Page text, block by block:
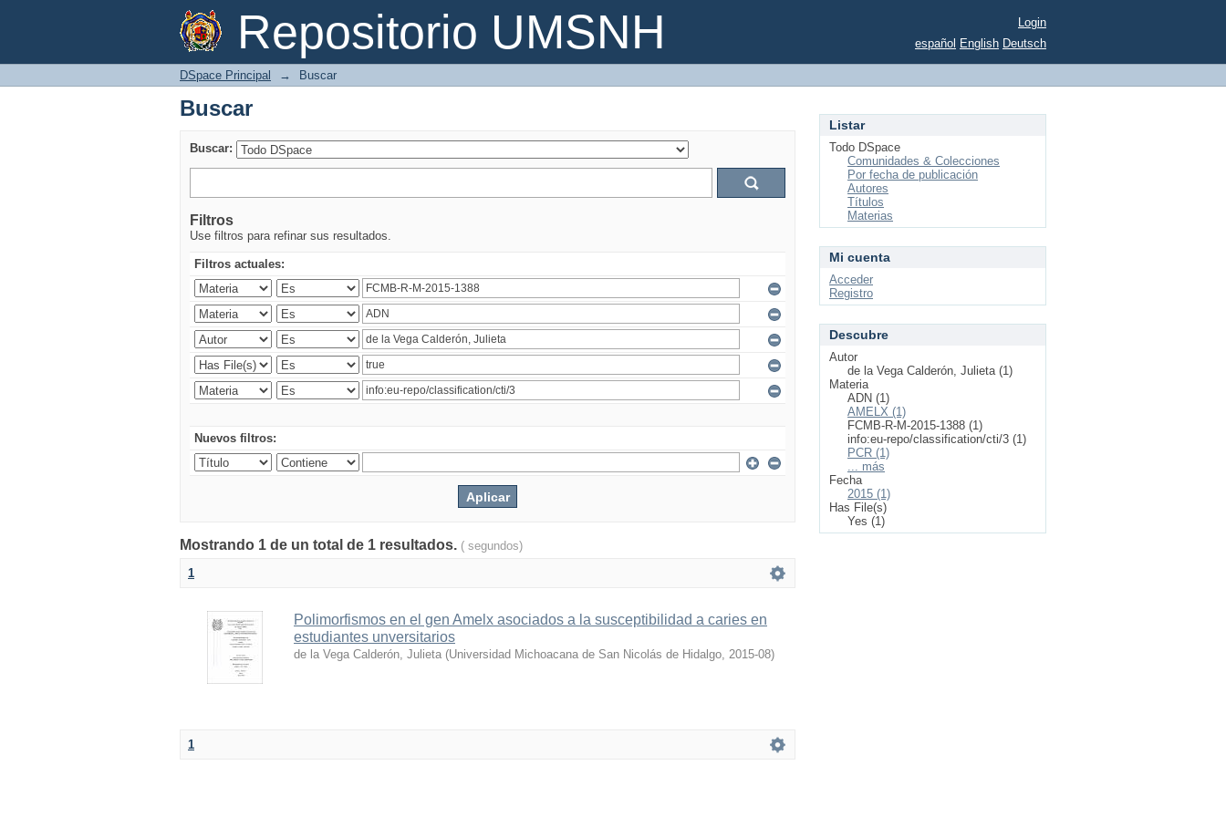
Repositorio UMSNH
Buscar
Login
español English Deutsch
DSpace Principal → Buscar
Buscar
Buscar:
Filtros
Use filtros para refinar sus resultados.
Filtros actuales:
Nuevos filtros:
Mostrando 1 de un total de 1 resultados. ( segundos)
1
Polimorfismos en el gen Amelx asociados a la susceptibilidad a caries en
estudiantes unversitarios
de la Vega Calderón, Julieta (Universidad Michoacana de San Nicolás de Hidalgo, 2015-08)
1
Listar
Todo DSpace
Comunidades & Colecciones
Por fecha de publicación
Autores
Títulos
Materias
Mi cuenta
Acceder
Registro
Descubre
Autor
de la Vega Calderón, Julieta (1)
Materia
ADN (1)
AMELX (1)
FCMB-R-M-2015-1388 (1)
info:eu-repo/classification/cti/3 (1)
PCR (1)
... más
Fecha
2015 (1)
Has File(s)
Yes (1)